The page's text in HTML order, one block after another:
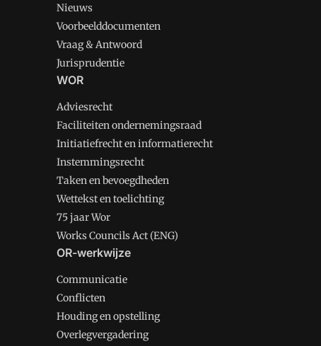
Nieuws
Voorbeelddocumenten
Vraag & Antwoord
Jurisprudentie
WOR
Adviesrecht
Faciliteiten ondernemingsraad
Initiatiefrecht en informatierecht
Instemmingsrecht
Taken en bevoegdheden
Wettekst en toelichting
75 jaar Wor
Works Councils Act (ENG)
OR-werkwijze
Communicatie
Conflicten
Houding en opstelling
Overlegvergadering